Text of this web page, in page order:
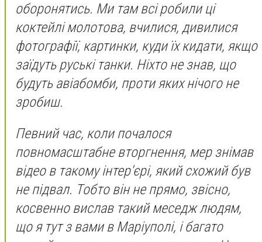
оборонятись. Ми там всі робили ці
коктейлі молотова, вчилися, дивилися
фотографії, картинки, куди їх кидати, якщо
заїдуть руські танки. Ніхто не знав, що
будуть авіабомби, проти яких нічого не
зробиш.
Певний час, коли почалося
повномасштабне вторгнення, мер знімав
відео в такому інтер'єрі, який схожий був
не підвал. Тобто він не прямо, звісно,
косвенно вислав такий меседж людям,
що я тут з вами в Маріуполі, і багато